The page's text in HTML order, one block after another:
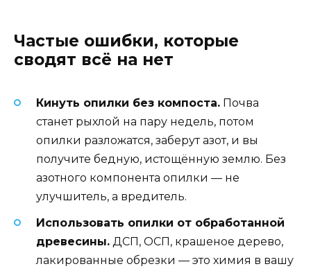
Частые ошибки, которые
сводят всё на нет
Кинуть опилки без компоста. Почва
станет рыхлой на пару недель, потом
опилки разложатся, заберут азот, и вы
получите бедную, истощённую землю. Без
азотного компонента опилки — не
улучшитель, а вредитель.
Использовать опилки от обработанной
древесины. ДСП, ОСП, крашеное дерево,
лакированные обрезки — это химия в вашу